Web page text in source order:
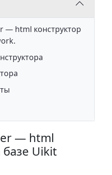
— html конструктор
— html
базе Uikit